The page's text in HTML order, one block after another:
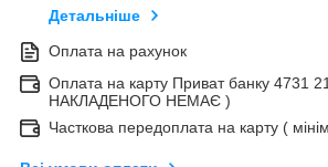
Детальніше
Оплата на рахунок
Оплата на карту Приват банку 4731
НАКЛАДЕНОГО НЕМАЄ )
Часткова передоплата на карту (